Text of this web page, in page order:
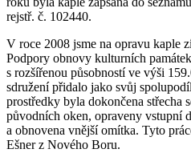
rejstř. č. 102440.
V roce 2008 jsme na opravu kaple
Podpory obnovy kulturních
s rozšířenou působností ve výši
sdružení přidalo jako svůj
prostředky byla dokončena
původních oken, opraveny vstupní
a obnovena vnější omítka. Tyto
Ešner z Nového Boru.